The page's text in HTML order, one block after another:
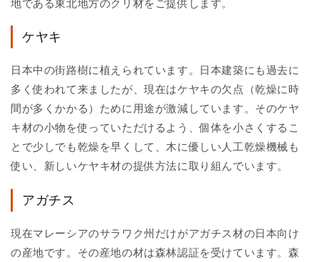
地である東北地方のクリ材をご提供します。
ケヤキ
日本中の街路樹に植えられています。日本建築にも過去に
多く使われて来ましたが、現在はケヤキの欠点（乾燥に時
間が多くかかる）ために用途が激減しています。そのケヤ
キ材の小物を使っていただけるよう、個体を小さくするこ
とで少しでも乾燥を早くして、木に優しい人工乾燥機械も
使い、新しいケヤキ材の提供方法に取り組んでいます。
アガチス
現在マレーシアのサラワク州だけがアガチス材の日本向け
の産地です。その産地の材は森林認証を受けています。森